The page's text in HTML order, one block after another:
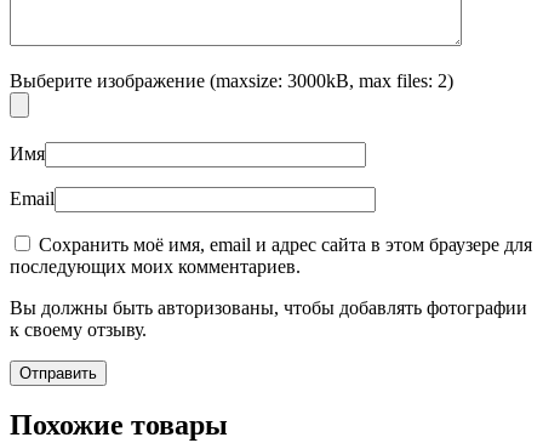
Выберите изображение (maxsize: 3000kB, max files: 2)
Имя
Email
Сохранить моё имя, email и адрес сайта в этом браузере для
последующих моих комментариев.
Вы должны быть авторизованы, чтобы добавлять фотографии
к своему отзыву.
Похожие товары